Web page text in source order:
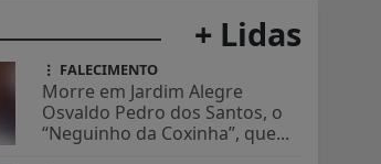
+ Lidas
FALECIMENTO
Morre em Jardim Alegre
Osvaldo Pedro dos Santos, o
“Neguinho da Coxinha”, que...